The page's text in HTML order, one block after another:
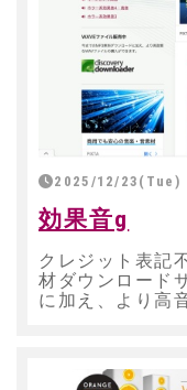
2025/12/23(Tue)
効果音g
クレジット表記
材ダウンロード
に加え、より高